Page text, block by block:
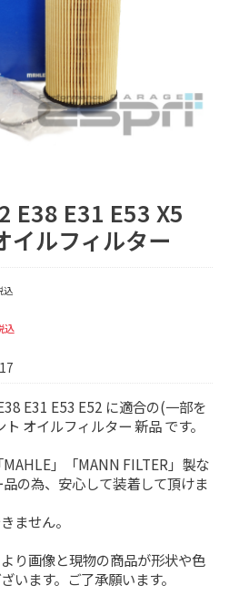
E38 E31 E53 X5
イルフィルター
込
込
E31 E53 E52 に適合の(一部を
オイルフィルター 新品 です。
」「MANN FILTER」製な
の為、安心して装着して頂けま
ません。
り画像と現物の商品が形状や色
います。ご了承願います。